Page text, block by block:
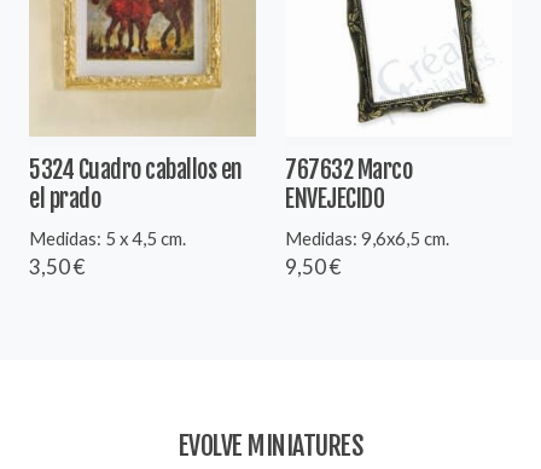
5324 Cuadro caballos en
el prado
Medidas: 5 x 4,5 cm.
3,50 €
767632 Marco
ENVEJECIDO
Medidas: 9,6x6,5 cm.
9,50 €
EVOLVE MINIATURES